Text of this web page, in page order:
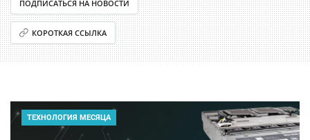
ПОДПИСАТЬСЯ НА НОВОСТИ
КОРОТКАЯ ССЫЛКА
ТЕХНОЛОГИЯ МЕСЯЦА